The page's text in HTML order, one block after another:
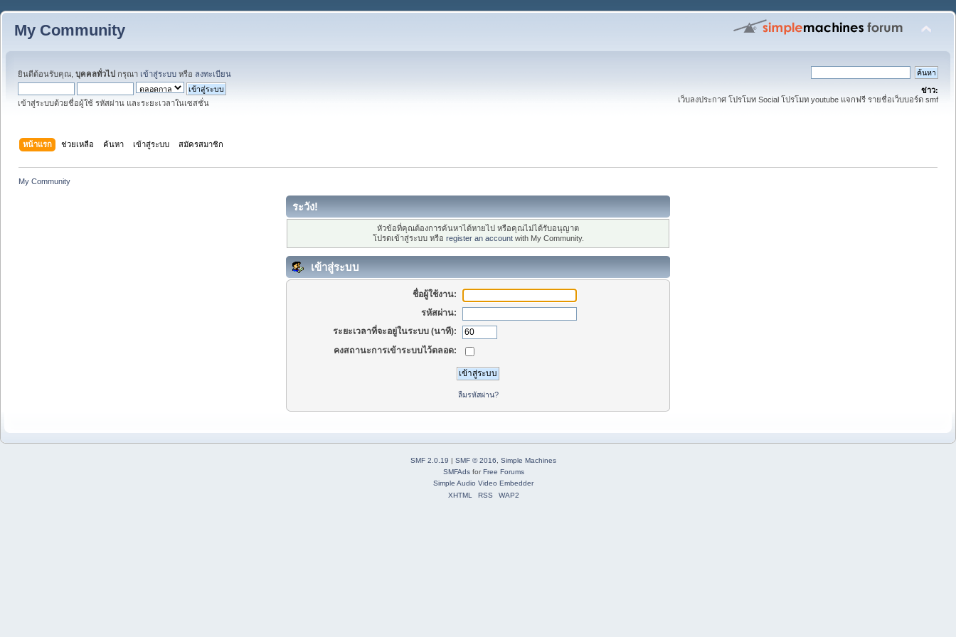
My Community
ยินดีต้อนรับคุณ, บุคคลทั่วไป กรุณา เข้าสู่ระบบ หรือ ลงทะเบียน
เข้าสู่ระบบด้วยชื่อผู้ใช้ รหัสผ่าน และระยะเวลาในเซสชั่น
ข่าว:
เว็บลงประกาศ โปรโมท Social โปรโมท youtube แจกฟรี รายชื่อเว็บบอร์ด smf
หน้าแรก ช่วยเหลือ ค้นหา เข้าสู่ระบบ สมัครสมาชิก
My Community
ระวัง!
หัวข้อที่คุณต้องการค้นหาได้หายไป หรือคุณไม่ได้รับอนุญาต
โปรดเข้าสู่ระบบ หรือ register an accountwith My Community.
เข้าสู่ระบบ
ชื่อผู้ใช้งาน:
รหัสผ่าน:
ระยะเวลาที่จะอยู่ในระบบ (นาที):
คงสถานะการเข้าระบบไว้ตลอด:
ลืมรหัสผ่าน?
SMF 2.0.19 | SMF © 2016
Simple Machines
SMFAdsforFree Forums
Simple Audio Video Embedder
XHTML
RSS WAP2